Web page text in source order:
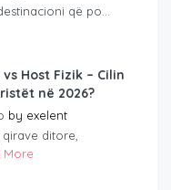
që po...
Host Fizik – Cilin
në 2026?
by exelent
ditore,
More